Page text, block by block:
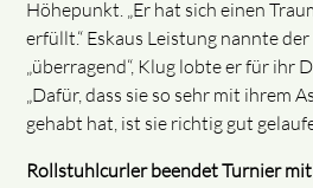
Höhepunkt. „Er hat sich einen
erfüllt.“ Eskaus Leistung nannte
„überragend“, Klug lobte er für ihr
„Dafür, dass sie so sehr mit ihrem
gehabt hat, ist sie richtig gut
Rollstuhlcurler beendet Turnier